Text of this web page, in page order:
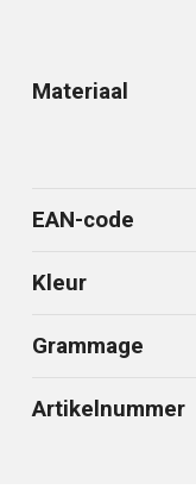
Materiaal
EAN-code
Kleur
Grammage
Artikelnummer